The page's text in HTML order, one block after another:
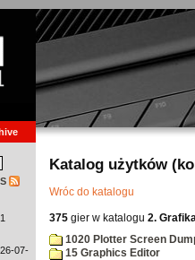
07-
Katalog użytków
Wróc do katalogu
375 gier w katalogu 2.
1020 Plotter Screen
15 Graphics Editor